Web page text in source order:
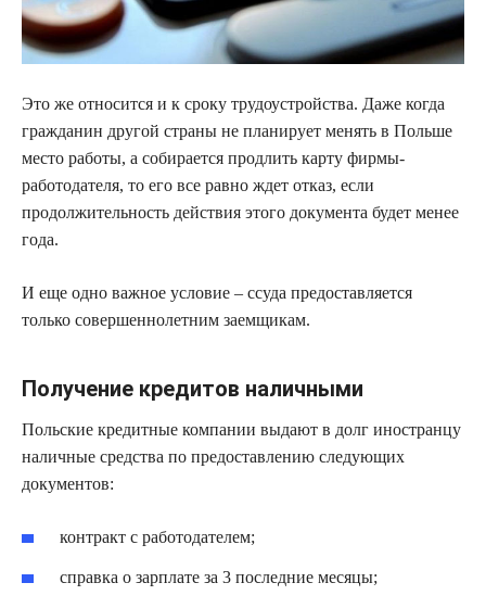
Это же относится и к сроку трудоустройства. Даже когда
гражданин другой страны не планирует менять в Польше
место работы, а собирается продлить карту фирмы-
работодателя, то его все равно ждет отказ, если
продолжительность действия этого документа будет менее
года.
И еще одно важное условие – ссуда предоставляется
только совершеннолетним заемщикам.
Получение кредитов наличными
Польские кредитные компании выдают в долг иностранцу
наличные средства по предоставлению следующих
документов:
контракт с работодателем;
справка о зарплате за 3 последние месяцы;